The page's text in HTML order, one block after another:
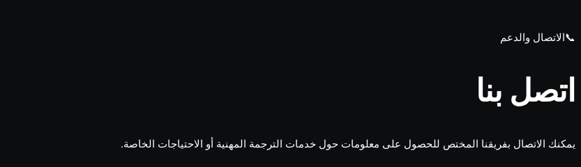
📞الاتصال والدعم
اتصل بنا
يمكنك الاتصال بفريقنا المختص للحصول على معلومات حول خدمات الترجمة المهنية أو الاحتياجات الخاصة.